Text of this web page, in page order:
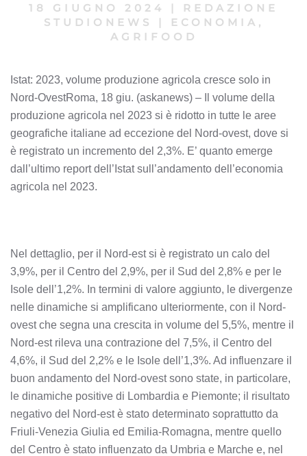
18 GIUGNO 2024 |
REDAZIONE
STUDIONEWS
|
ECONOMIA,
AGRIFOOD
Istat: 2023, volume produzione agricola cresce solo in
Nord-OvestRoma, 18 giu. (askanews) – Il volume della
produzione agricola nel 2023 si è ridotto in tutte le aree
geografiche italiane ad eccezione del Nord-ovest, dove si
è registrato un incremento del 2,3%. E’ quanto emerge
dall’ultimo report dell’Istat sull’andamento dell’economia
agricola nel 2023.
Nel dettaglio, per il Nord-est si è registrato un calo del
3,9%, per il Centro del 2,9%, per il Sud del 2,8% e per le
Isole dell’1,2%. In termini di valore aggiunto, le divergenze
nelle dinamiche si amplificano ulteriormente, con il Nord-
ovest che segna una crescita in volume del 5,5%, mentre il
Nord-est rileva una contrazione del 7,5%, il Centro del
4,6%, il Sud del 2,2% e le Isole dell’1,3%. Ad influenzare il
buon andamento del Nord-ovest sono state, in particolare,
le dinamiche positive di Lombardia e Piemonte; il risultato
negativo del Nord-est è stato determinato soprattutto da
Friuli-Venezia Giulia ed Emilia-Romagna, mentre quello
del Centro è stato influenzato da Umbria e Marche e, nel